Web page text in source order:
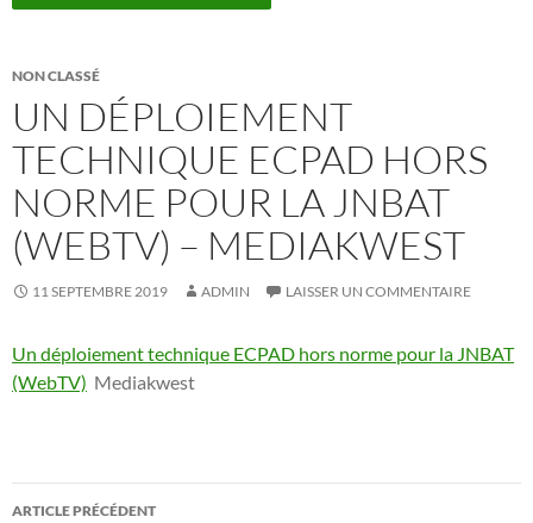
NON CLASSÉ
UN DÉPLOIEMENT
TECHNIQUE ECPAD HORS
NORME POUR LA JNBAT
(WEBTV) – MEDIAKWEST
11 SEPTEMBRE 2019 ADMIN LAISSER UN COMMENTAIRE
Un déploiement technique ECPAD hors norme pour la JNBAT
(WebTV) Mediakwest
Navigation
ARTICLE PRÉCÉDENT